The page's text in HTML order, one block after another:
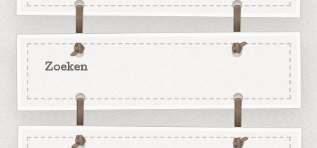
Zoeken